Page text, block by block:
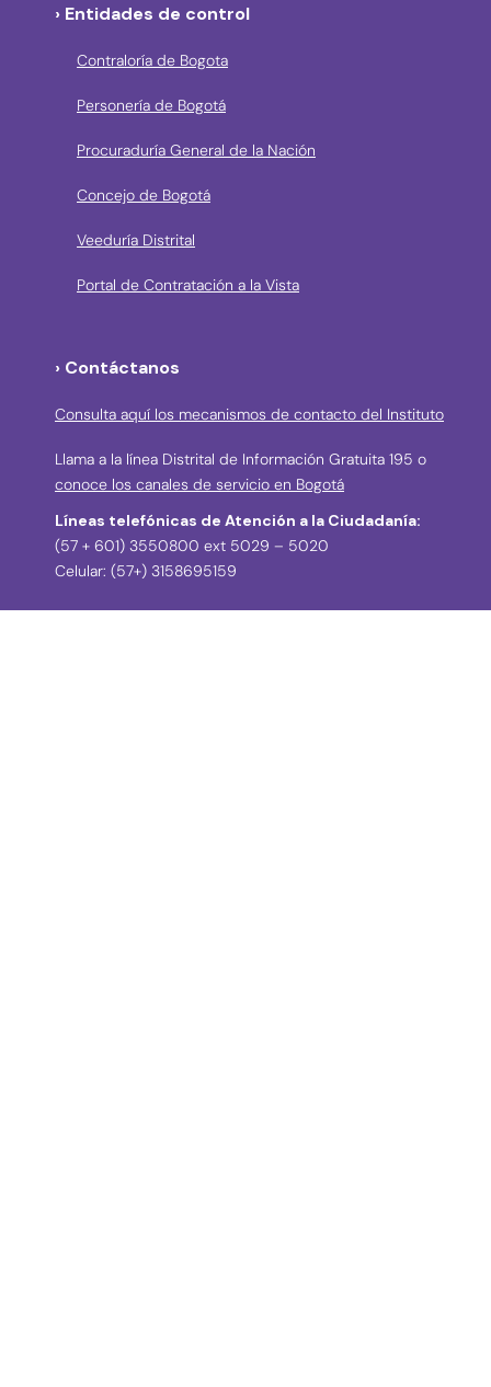
› Entidades de control
Contraloría de Bogota
Personería de Bogotá
Procuraduría General de la Nación
Concejo de Bogotá
Veeduría Distrital
Portal de Contratación a la Vista
› Contáctanos
Consulta aquí los mecanismos de contacto del Instituto
Llama a la línea Distrital de Información Gratuita 195 o
conoce los canales de servicio en Bogotá
Líneas telefónicas de Atención a la Ciudadanía:
(57 + 601) 3550800 ext 5029 – 5020
Celular: (57+) 3158695159